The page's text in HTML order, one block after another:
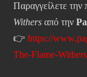
Παραγγείλετε την
Withers από την
👉 https://
The-Flame-